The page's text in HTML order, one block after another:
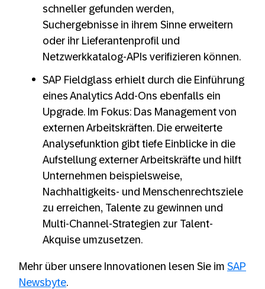
schneller gefunden werden,
Suchergebnisse in ihrem Sinne erweitern
oder ihr Lieferantenprofil und
Netzwerkkatalog-APIs verifizieren können.
SAP Fieldglass erhielt durch die Einführung
eines Analytics Add-Ons ebenfalls ein
Upgrade. Im Fokus: Das Management von
externen Arbeitskräften. Die erweiterte
Analysefunktion gibt tiefe Einblicke in die
Aufstellung externer Arbeitskräfte und hilft
Unternehmen beispielsweise,
Nachhaltigkeits- und Menschenrechtsziele
zu erreichen, Talente zu gewinnen und
Multi-Channel-Strategien zur Talent-
Akquise umzusetzen.
Mehr über unsere Innovationen lesen Sie im SAP
Newsbyte.